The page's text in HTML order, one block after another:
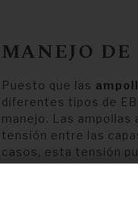
MANEJO
Puesto que las
diferentes tipos de
manejo. Las ampollas
tensión entre las
casos, esta tensión
herida posterior, así
su tamaño. Por esto,